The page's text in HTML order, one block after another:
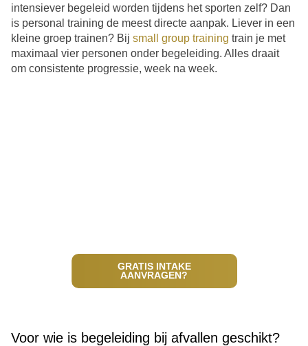
intensiever begeleid worden tijdens het sporten zelf? Dan
is personal training de meest directe aanpak. Liever in een
kleine groep trainen? Bij small group training train je met
maximaal vier personen onder begeleiding. Alles draait
om consistente progressie, week na week.
Voor wie is begeleiding bij afvallen geschikt?
GRATIS INTAKE
AANVRAGEN?